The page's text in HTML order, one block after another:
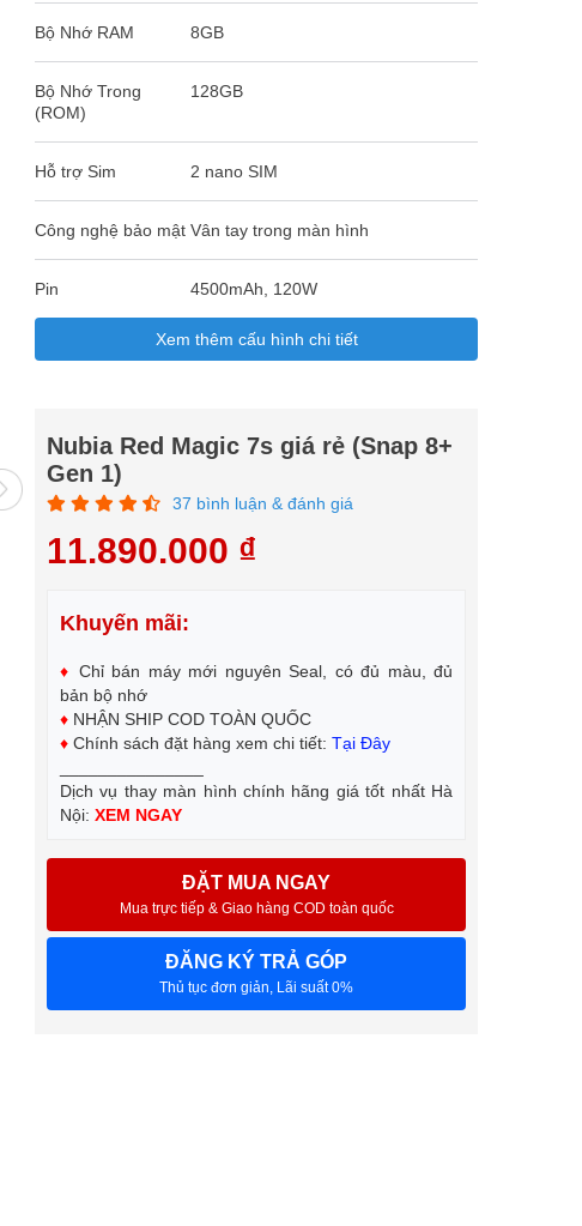
Bộ Nhớ RAM 8GB
Bộ Nhớ Trong
(ROM)
128GB
Hỗ trợ Sim 2 nano SIM
Công nghệ bảo mật Vân tay trong màn hình
Pin 4500mAh, 120W
Xem thêm cấu hình chi tiết
Nubia Red Magic 7s giá rẻ (Snap 8+
Gen 1)
37 bình luận & đánh giá
11.890.000 ₫
Khuyến mãi:
♦ Chỉ bán máy mới nguyên Seal, có đủ màu, đủ
bản bộ nhớ
♦ NHẬN SHIP COD TOÀN QUỐC
♦ Chính sách đặt hàng xem chi tiết: Tại Đây
Dịch vụ thay màn hình chính hãng giá tốt nhất Hà
Nội: XEM NGAY
ĐẶT MUA NGAY
Mua trực tiếp & Giao hàng COD toàn quốc
ĐĂNG KÝ TRẢ GÓP
Thủ tục đơn giản, Lãi suất 0%